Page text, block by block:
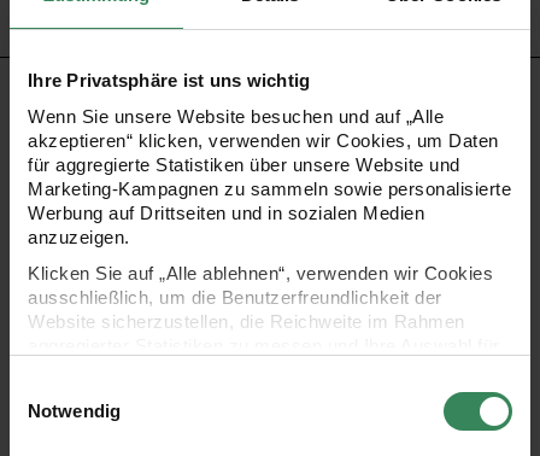
Ihre Privatsphäre ist uns wichtig
Wenn Sie unsere Website besuchen und auf „Alle
akzeptieren“ klicken, verwenden wir Cookies, um Daten
für aggregierte Statistiken über unsere Website und
Marketing-Kampagnen zu sammeln sowie personalisierte
Werbung auf Drittseiten und in sozialen Medien
anzuzeigen.
Klicken Sie auf „Alle ablehnen“, verwenden wir Cookies
ausschließlich, um die Benutzerfreundlichkeit der
Website sicherzustellen, die Reichweite im Rahmen
Ihre Einwilligung ist freiwillig und kann jederzeit über den
Link „Cookie-Einstellungen“ im Fußbereich der Seite
Notwendig
PRODUKTBESCHREIBUNG
Setzen Sie Akzente! Als i-Tüpfelchen für Ihr Geschenk
bietet sich ein edles Dekoband aus Satin an. Dieses
zeichnet sich durch seine glatte und glänzende
Oberflächenstruktur aus.
Maße: 38mm breit